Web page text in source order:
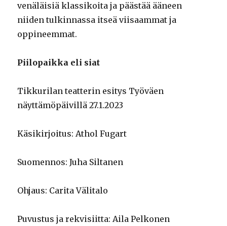
venäläisiä klassikoita ja päästää ääneen
niiden tulkinnassa itseä viisaammat ja
oppineemmat.
Piilopaikka eli siat
Tikkurilan teatterin esitys Työväen
näyttämöpäivillä 27.1.2023
Käsikirjoitus: Athol Fugart
Suomennos: Juha Siltanen
Ohjaus: Carita Välitalo
Puvustus ja rekvisiitta: Aila Pelkonen